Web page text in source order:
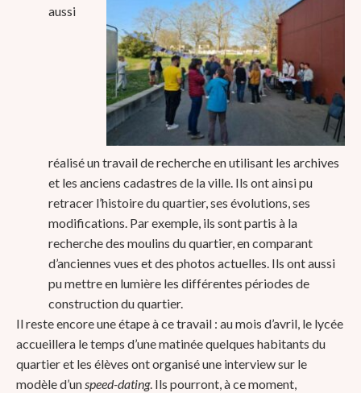
aussi
réalisé un travail de recherche en utilisant les archives
et les anciens cadastres de la ville. Ils ont ainsi pu
retracer l’histoire du quartier, ses évolutions, ses
modifications. Par exemple, ils sont partis à la
recherche des moulins du quartier, en comparant
d’anciennes vues et des photos actuelles. Ils ont aussi
pu mettre en lumière les différentes périodes de
construction du quartier.
Il reste encore une étape à ce travail : au mois d’avril, le lycée
accueillera le temps d’une matinée quelques habitants du
quartier et les élèves ont organisé une interview sur le
modèle d’unspeed-dating. Ils pourront, à ce moment,